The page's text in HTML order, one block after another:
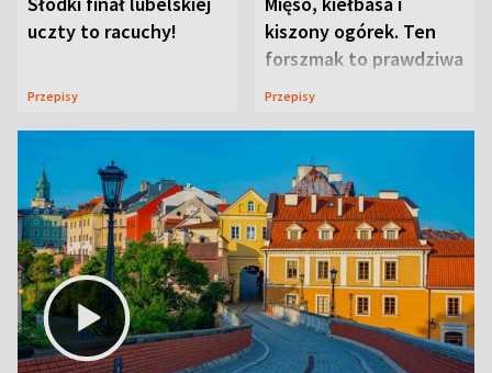
uczty to racuchy!
Przepisy
kiszony ogórek. Ten
forszmak to prawdziwa
uczta
Przepisy